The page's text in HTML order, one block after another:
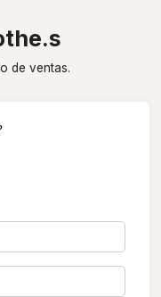
de ventas.